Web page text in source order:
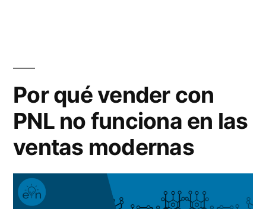
tienda»
vender
una
tienda
Por qué vender con
PNL no funciona en las
ventas modernas